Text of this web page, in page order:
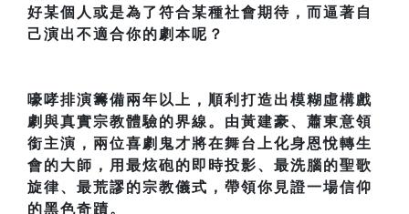
好某個人或是為了符合某種社會期待，而逼著自
己演出不適合你的劇本呢？
嚎哮排演籌備兩年以上，順利打造出模糊虛構戲
劇與真實宗教體驗的界線。由黃建豪、蕭東意領
銜主演，兩位喜劇鬼才將在舞台上化身恩悅轉生
會的大師，用最炫砲的即時投影、最洗腦的聖歌
旋律、最荒謬的宗教儀式，帶領你見證一場信仰
的黑色奇蹟。